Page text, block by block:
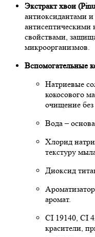
Экстракт хвои
антиоксидантами
антисептическими
свойствами,
микроорганизмов.
Вспомогательные
Натриевые
кокосового
очищение
Вода –
Хлорид
текстуру
Диоксид
аромат.
CI 19140, CI
красители,